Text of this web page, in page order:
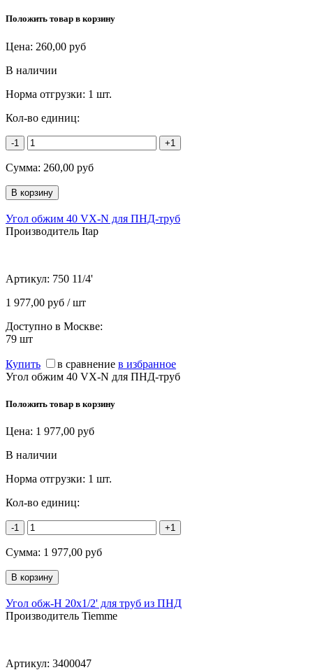
Положить товар в корзину
Цена: 260,00 руб
В наличии
Норма отгрузки: 1 шт.
Кол-во единиц:
-1 +1
Сумма: 260,00 руб
Угол обжим 40 VX-N для ПНД-труб
Производитель Itap
Артикул: 750 11/4'
1 977,00 руб / шт
Доступно в Москве:
79 шт
Купить в сравнение в избранное
Угол обжим 40 VX-N для ПНД-труб
Положить товар в корзину
Цена: 1 977,00 руб
В наличии
Норма отгрузки: 1 шт.
Кол-во единиц:
-1 +1
Сумма: 1 977,00 руб
Угол обж-Н 20х1/2' для труб из ПНД
Производитель Tiemme
Артикул: 3400047